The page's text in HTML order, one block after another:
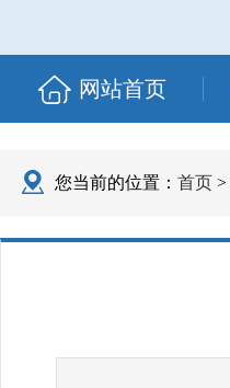
网站首页
您当前的位置： 首页 >